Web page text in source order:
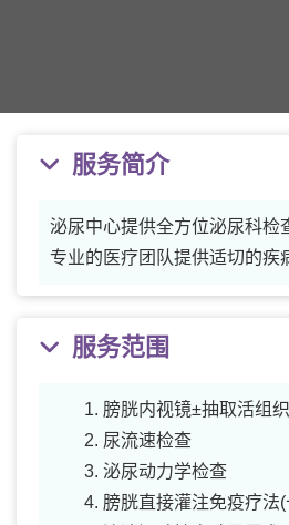
服务简介
泌尿中心提供全方位泌尿科检
专业的医疗团队提供适切的疾
服务范围
膀胱内视镜±抽取活组织
尿流速检查
泌尿动力学检查
膀胱直接灌注免疫疗法